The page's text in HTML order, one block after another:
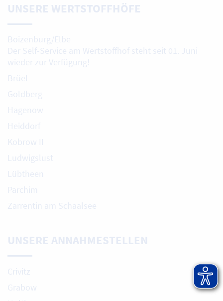
UNSERE WERTSTOFFHÖFE
Boizenburg/Elbe
Der Self-Service am Wertstoffhof steht seit 01. Juni
wieder zur Verfügung!
Brüel
Goldberg
Hagenow
Heiddorf
Kobrow II
Ludwigslust
Lübtheen
Parchim
Zarrentin am Schaalsee
UNSERE ANNAHMESTELLEN
Crivitz
Grabow